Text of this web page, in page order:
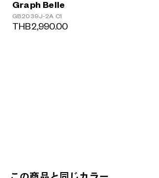
Graph Belle
GB2039J-2A C1
THB2,990.00